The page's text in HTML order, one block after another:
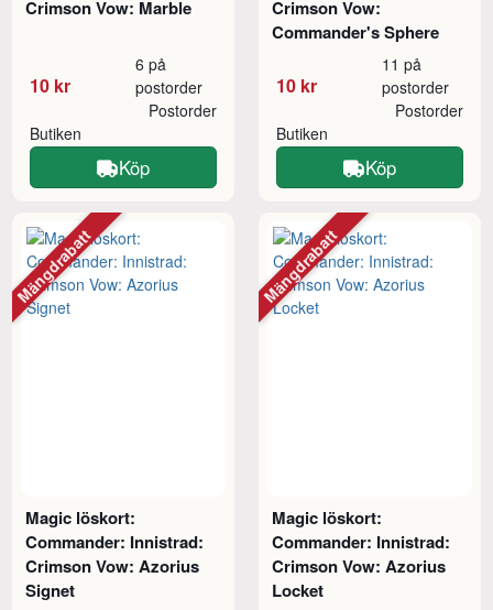
Crimson Vow: Marble
10 kr
6 på
postorder
Butiken
Postorder
Köp
Crimson Vow:
Commander's Sphere
10 kr
11 på
postorder
Butiken
Postorder
Köp
Magic löskort:
Commander: Innistrad:
Crimson Vow: Azorius
Signet
Mängdrabatt
Magic löskort:
Commander: Innistrad:
Crimson Vow: Azorius
Locket
Mängdrabatt